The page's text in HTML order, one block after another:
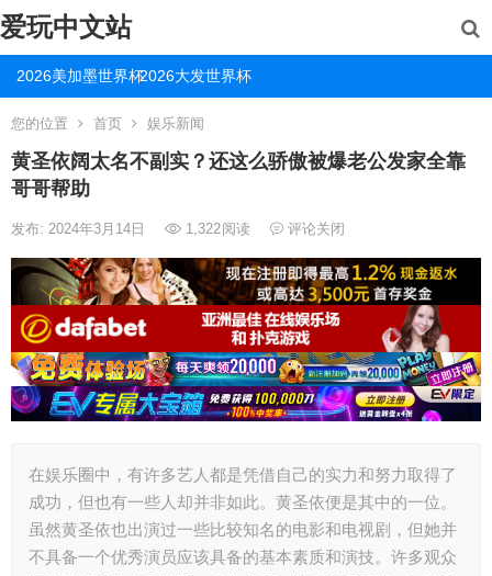
爱玩中文站
2026美加墨世界杯2026大发世界杯
您的位置 首页 娱乐新闻
黄圣依阔太名不副实？还这么骄傲被爆老公发家全靠
哥哥帮助
发布: 2024年3月14日 1,322阅读 评论关闭
在娱乐圈中，有许多艺人都是凭借自己的实力和努力取得了
成功，但也有一些人却并非如此。黄圣依便是其中的一位。
虽然黄圣依也出演过一些比较知名的电影和电视剧，但她并
不具备一个优秀演员应该具备的基本素质和演技。许多观众